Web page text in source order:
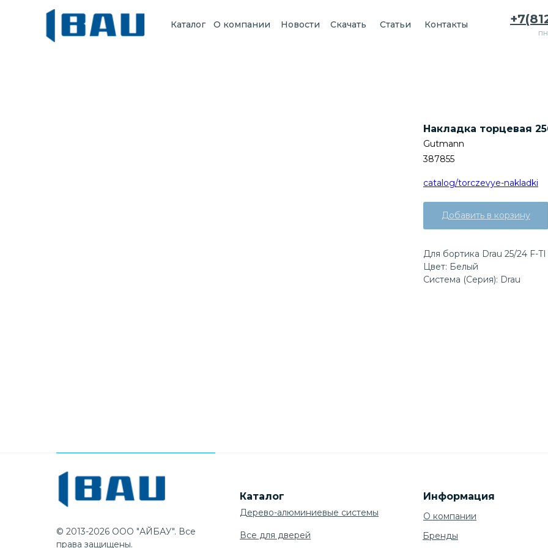
Каталог О компании Новости Статьи Контакты
Скачать
Накладка торцевая
Gutmann
387855
catalog/torczevye-nakladki
Добавить в корзину
Для бортика Drau 25/24 F-TI
Цвет: Белый
Система (Серия): Drau
Каталог Информация
Дерево-алюминиевые системы
Все для дверей
© 2013-2026 ООО "АЙБАУ". Все
права защищены.
О компании
Бренды